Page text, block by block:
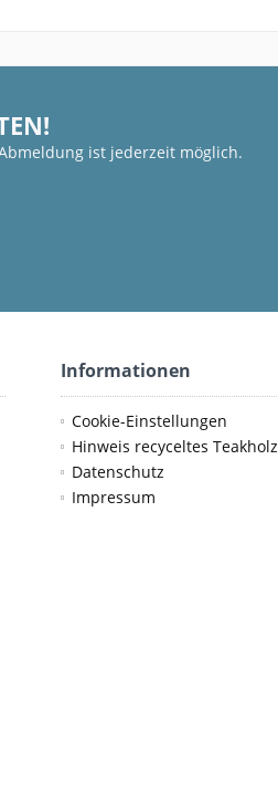
ist jederzeit möglich.
Informationen
Cookie-Einstellungen
Hinweis recyceltes Teakholz
Datenschutz
Impressum